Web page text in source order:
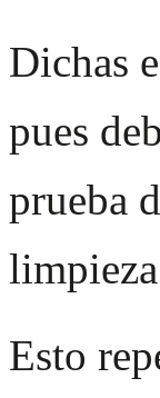
Dichas
pues
prueba
Esto